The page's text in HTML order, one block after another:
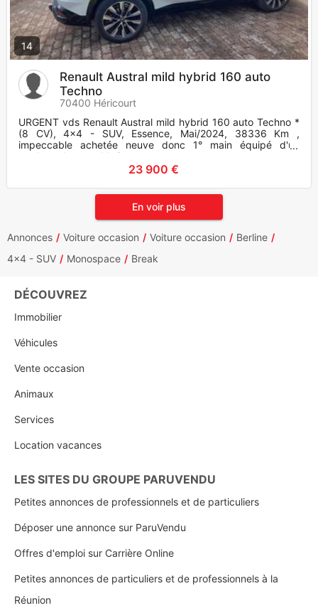
14
Renault Austral mild hybrid 160 auto
Techno
70400 Héricourt
URGENT vds Renault Austral mild hybrid 160 auto Techno *
(8 CV), 4x4 - SUV, Essence, Mai/2024, 38336 Km ,
impeccable achetée neuve donc 1° main équipé d'un
attelage demontable just
23 900 €
En voir plus
Annonces Voiture occasion Voiture occasion
Berline
4x4 - SUV
Monospace Break
DÉCOUVREZ
Immobilier
Véhicules
Vente occasion
Animaux
Services
Location vacances
LES SITES DU GROUPE PARUVENDU
Petites annonces de professionnels et de particuliers
Déposer une annonce sur ParuVendu
Offres d'emploi sur Carrière Online
Petites annonces de particuliers et de professionnels à la
Réunion